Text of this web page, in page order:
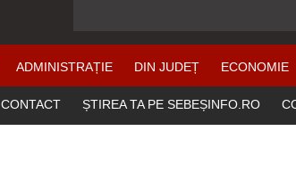
ADMINISTRAȚIE DIN JUDEȚ ECONOMIE
CONTACT ȘTIREA TA PE SEBEȘINFO.RO